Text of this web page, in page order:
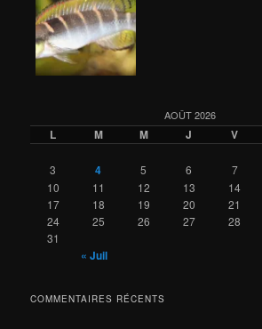
AOÛT 2026
L M M J V
3
4 5 6 7
10
11 12 13 14
17
18 19 20 21
24
25 26 27 28
31
« Juil
COMMENTAIRES RÉCENTS